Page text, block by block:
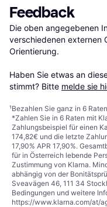
Feedback
Die oben angegebenen
verschiedenen externen
Orientierung.
Haben Sie etwas an
stimmt? Bitte melde sie
¹Bezahlen Sie ganz in 6
*Zahlen Sie in 6 Raten mit
Zahlungsbeispiel für einen
174,82€ und die letzte
17,90% APR 17,90%.
für in Österreich lebende
Zustimmung von Klarna.
abhängig von der
Sveavägen 46, 111 34
Bedingungen und weitere
https://www.klarna.com/at/